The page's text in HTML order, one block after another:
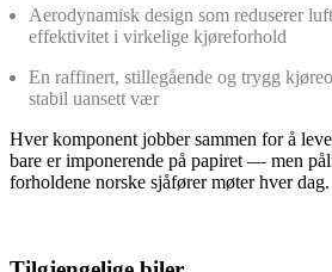
Aerodynamisk design som reduserer
effektivitet i virkelige kjøreforhold
En raffinert, stillegående og trygg
stabil uansett vær
Hver komponent jobber sammen for å
bare er imponerende på papiret — men
forholdene norske sjåfører møter hver dag.